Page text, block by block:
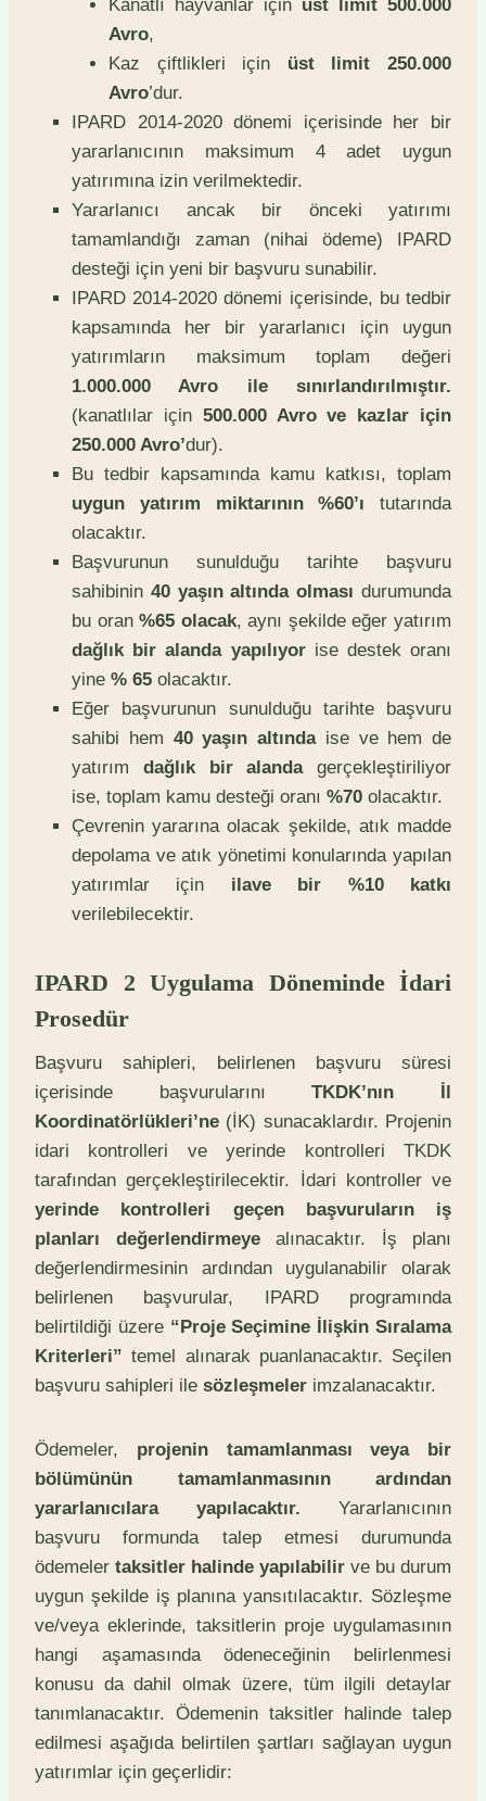
Kanatlı hayvanlar için üst limit 500.000
Avro,
Kaz çiftlikleri için üst limit 250.000
Avro’dur.
IPARD 2014-2020 dönemi içerisinde her bir
yararlanıcının maksimum 4 adet uygun
yatırımına izin verilmektedir.
Yararlanıcı ancak bir önceki yatırımı
tamamlandığı zaman (nihai ödeme) IPARD
desteği için yeni bir başvuru sunabilir.
IPARD 2014-2020 dönemi içerisinde, bu tedbir
kapsamında her bir yararlanıcı için uygun
yatırımların maksimum toplam değeri
1.000.000 Avro ile sınırlandırılmıştır.
(kanatlılar için 500.000 Avro ve kazlar için
250.000 Avro’dur).
Bu tedbir kapsamında kamu katkısı, toplam
uygun yatırım miktarının %60’ı tutarında
olacaktır.
Başvurunun sunulduğu tarihte başvuru
sahibinin 40 yaşın altında olması durumunda
bu oran%65 olacak, aynı şekilde eğer yatırım
dağlık bir alanda yapılıyorise destek oranı
yine % 65 olacaktır.
Eğer başvurunun sunulduğu tarihte başvuru
sahibi hem 40 yaşın altındaise ve hem de
yatırım dağlık bir alandagerçekleştiriliyor
ise, toplam kamu desteği oranı %70 olacaktır.
Çevrenin yararına olacak şekilde, atık madde
depolama ve atık yönetimi konularında yapılan
yatırımlar için ilave bir %10 katkı
verilebilecektir.
IPARD 2 Uygulama Döneminde İdari
Prosedür
Başvuru sahipleri, belirlenen başvuru süresi
içerisinde başvurularınıTKDK’nın İl
Koordinatörlükleri’ne (İK) sunacaklardır. Projenin
idari kontrolleri ve yerinde kontrolleri TKDK
tarafından gerçekleştirilecektir. İdari kontroller ve
yerinde kontrolleri geçen başvuruların iş
planları değerlendirmeyealınacaktır. İş planı
değerlendirmesinin ardından uygulanabilir olarak
belirlenen başvurular, IPARD programında
belirtildiği üzere “Proje Seçimine İlişkin Sıralama
Kriterleri” temel alınarak puanlanacaktır. Seçilen
başvuru sahipleri ile sözleşmeler imzalanacaktır.
Ödemeler, projenin tamamlanması veya bir
bölümünün tamamlanmasının ardından
yararlanıcılara yapılacaktır. Yararlanıcının
başvuru formunda talep etmesi durumunda
ödemeler taksitler halinde yapılabilir ve bu durum
uygun şekilde iş planına yansıtılacaktır. Sözleşme
ve/veya eklerinde, taksitlerin proje uygulamasının
hangi aşamasında ödeneceğinin belirlenmesi
konusu da dahil olmak üzere, tüm ilgili detaylar
tanımlanacaktır. Ödemenin taksitler halinde talep
edilmesi aşağıda belirtilen şartları sağlayan uygun
yatırımlar için geçerlidir: